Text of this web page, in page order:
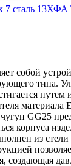
7 сталь
собой
типа.
путем
материала
GG25
корпуса
из
создающая